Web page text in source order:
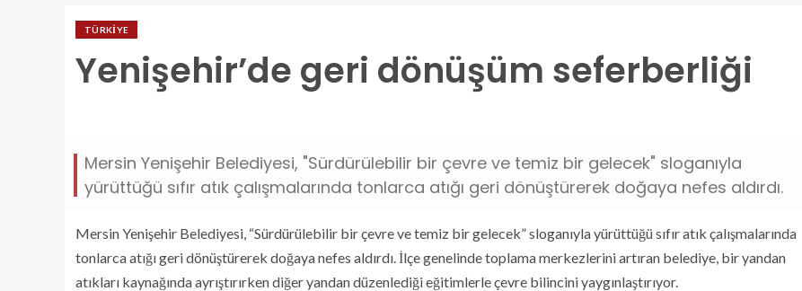
TÜRKIYE
Yenişehir’de geri dönüşüm seferberliği
Mersin Yenişehir Belediyesi, "Sürdürülebilir bir çevre ve temiz bir gelecek" sloganıyla
yürüttüğü sıfır atık çalışmalarında tonlarca atığı geri dönüştürerek doğaya nefes aldırdı.
Mersin Yenişehir Belediyesi, “Sürdürülebilir bir çevre ve temiz bir gelecek” sloganıyla yürüttüğü sıfır atık çalışmalarında
tonlarca atığı geri dönüştürerek doğaya nefes aldırdı. İlçe genelinde toplama merkezlerini artıran belediye, bir yandan
atıkları kaynağında ayrıştırırken diğer yandan düzenlediği eğitimlerle çevre bilincini yaygınlaştırıyor.